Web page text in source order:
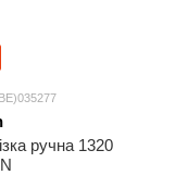
ручна 1320